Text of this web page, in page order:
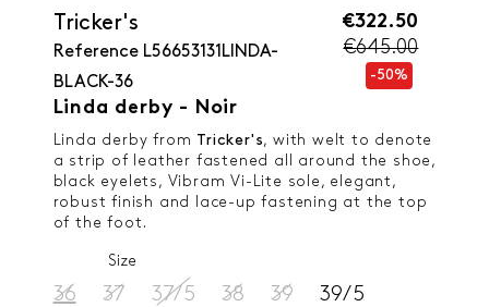
Tricker's
Reference L56653131LINDA-
BLACK-36
Linda derby - Noir
€322.50
€645.00
-50%
Linda derby from Tricker's, with welt to denote
a strip of leather fastened all around the shoe,
black eyelets, Vibram Vi-Lite sole, elegant,
robust finish and lace-up fastening at the top
of the foot.
Size
36 37 37/5 38 39
39/5